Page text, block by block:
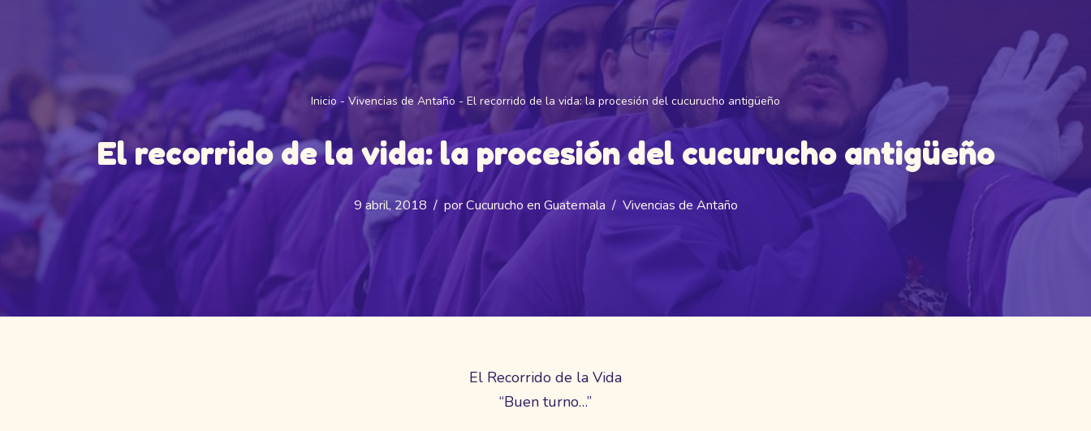
Inicio- Vivencias de Antaño - El recorrido de la vida: la procesión del cucurucho antigüeño
El recorrido de la vida: la procesión del cucurucho antigüeño
9 abril, 2018 porCucurucho en Guatemala Vivencias de Antaño
El Recorrido de la Vida
“Buen turno…”